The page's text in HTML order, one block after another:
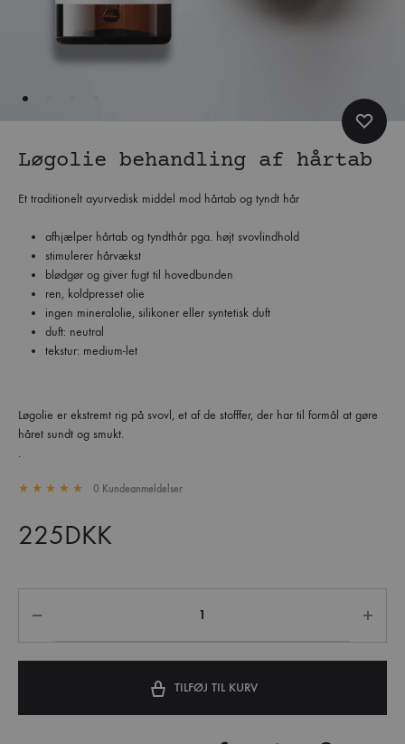
Løgolie behandling af hårtab
Et traditionelt ayurvedisk middel mod hårtab og tyndt hår
afhjælper hårtab og tyndthår pga. højt svovlindhold
stimulerer hårvækst
blødgør og giver fugt til hovedbunden
ren, koldpresset olie
ingen mineralolie, silikoner eller syntetisk duft
duft: neutral
tekstur: medium-let
Løgolie er ekstremt rig på svovl, et af de stofffer, der har til formål at gøre
håret sundt og smukt.
.
0 Kundeanmeldelser
225DKK
TILFØJ TIL KURV